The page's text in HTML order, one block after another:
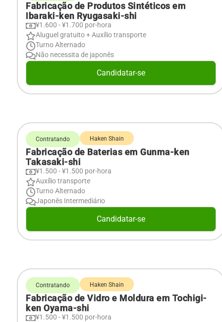
Fabricação de Produtos Sintéticos em
Ibaraki-ken Ryugasaki-shi
¥1.600 - ¥1.700 por-hora
Aluguel gratuito + Auxílio transporte
Turno Alternado
Não necessita de japonês
Candidatar-se
Contratando Haken Shain
Fabricação de Baterias em Gunma-ken
Takasaki-shi
¥1.500 - ¥1.500 por-hora
Auxílio transporte
Turno Alternado
Japonês Intermediário
Candidatar-se
Contratando Haken Shain
Fabricação de Vidro e Moldura em Tochigi-
ken Oyama-shi
¥1.500 - ¥1.500 por-hora